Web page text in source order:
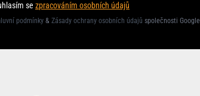
se zpracováním osobních údajů
podmínky & Zásady ochrany osobních údajů společnosti Google